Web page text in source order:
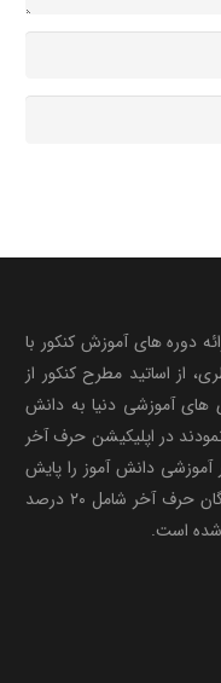
دوره های آموزش کنکور با
از اساتید مطرح کنکور از
های آموزشی دنیا به دانش
در اپلیکیشن حرف آخر
دانش آموز را پایش
می کند. در راستای عدالت آموزشی دوره رایگان حرف آخر شامل ۲۰ درصد
شده است.